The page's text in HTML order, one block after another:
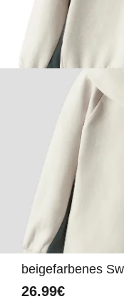
beigefarbenes
26.99€